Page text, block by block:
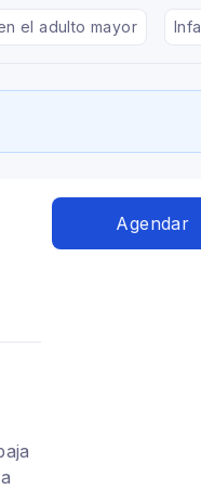
el adulto mayor
Agendar